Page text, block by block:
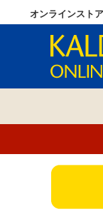
オンラインスト